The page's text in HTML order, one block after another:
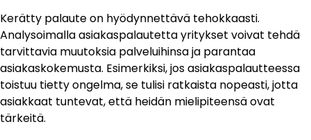
Kerätty palaute on hyödynnettävä tehokkaasti.
Analysoimalla asiakaspalautetta yritykset voivat tehdä
tarvittavia muutoksia palveluihinsa ja parantaa
asiakaskokemusta. Esimerkiksi, jos asiakaspalautteessa
toistuu tietty ongelma, se tulisi ratkaista nopeasti, jotta
asiakkaat tuntevat, että heidän mielipiteensä ovat
tärkeitä.